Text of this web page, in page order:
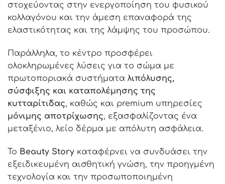
στοχεύοντας στην ενεργοποίηση του φυσικού
κολλαγόνου και την άμεση επαναφορά της
ελαστικότητας και της λάμψης του προσώπου.
Παράλληλα, το κέντρο προσφέρει
ολοκληρωμένες λύσεις για το σώμα με
πρωτοποριακά συστήματα λιπόλυσης,
σύσφιξης και καταπολέμησης της
κυτταρίτιδας, καθώς και premium υπηρεσίες
μόνιμης αποτρίχωσης, εξασφαλίζοντας ένα
μεταξένιο, λείο δέρμα με απόλυτη ασφάλεια.
Το Beauty Story καταφέρνει να συνδυάσει την
εξειδικευμένη αισθητική γνώση, την προηγμένη
τεχνολογία και την προσωποποιημένη